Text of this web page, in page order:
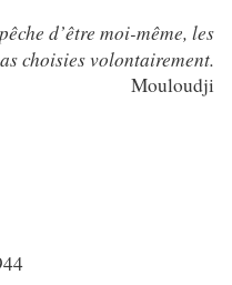
d’être moi-même, les
choisies volontairement.
Mouloudji